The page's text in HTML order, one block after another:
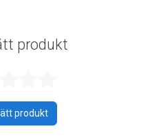
produkt
produkt